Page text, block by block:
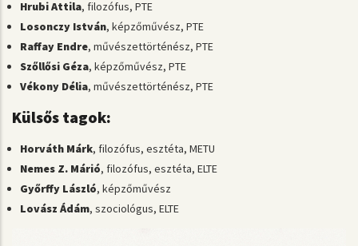
Hrubi Attila, filozófus, PTE
Losonczy István, képzőművész, PTE
Raffay Endre, művészettörténész, PTE
Szőllősi Géza, képzőművész, PTE
Vékony Délia, művészettörténész, PTE
Külsős tagok:
Horváth Márk, filozófus, esztéta, METU
Nemes Z. Márió, filozófus, esztéta, ELTE
Győrffy László, képzőművész
Lovász Ádám, szociológus, ELTE